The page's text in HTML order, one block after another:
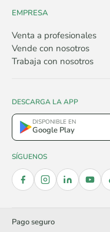
EMPRESA
Venta a profesionales
Vende con nosotros
Trabaja con nosotros
DESCARGA LA APP
DISPONIBLE EN
Google Play
SÍGUENOS
Pago seguro